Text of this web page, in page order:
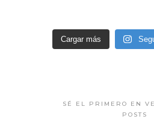
Cargar más
SÉ EL PRIMERO EN
POSTS